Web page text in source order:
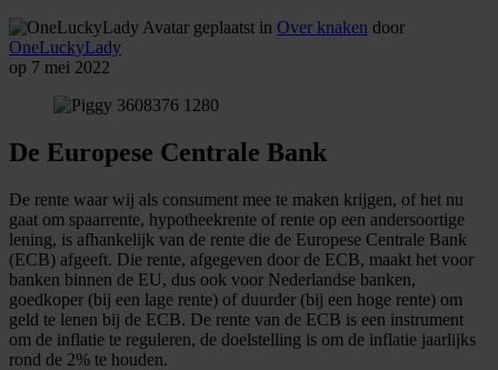
geplaatst in Over knaken door
OneLuckyLady
op 7 mei 2022
De Europese Centrale Bank
De rente waar wij als consument mee te maken krijgen, of het nu
gaat om spaarrente, hypotheekrente of rente op een andersoortige
lening, is afhankelijk van de rente die de Europese Centrale Bank
(ECB) afgeeft. Die rente, afgegeven door de ECB, maakt het voor
banken binnen de EU, dus ook voor Nederlandse banken,
goedkoper (bij een lage rente) of duurder (bij een hoge rente) om
geld te lenen bij de ECB. De rente van de ECB is een instrument
om de inflatie te reguleren, de doelstelling is om de inflatie jaarlijks
rond de 2% te houden.